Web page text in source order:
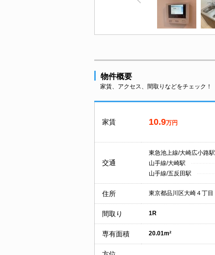
物件概要
家賃、アクセス、間取りなどをチェック！
家賃 10.9万円
交通
東急池上線/大崎広小路駅
山手線/大崎駅
山手線/五反田駅
住所 東京都品川区大崎４丁目
間取り 1R
専有面積 20.01m²